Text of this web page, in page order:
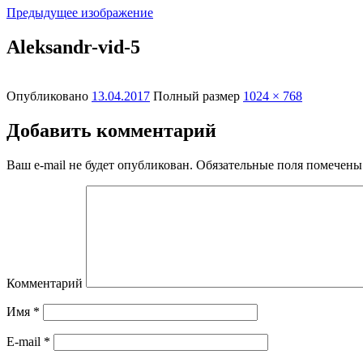
Предыдущее изображение
Aleksandr-vid-5
Опубликовано 13.04.2017 Полный размер 1024 × 768
Добавить комментарий
Ваш e-mail не будет опубликован. Обязательные поля
Комментарий
Имя *
E-mail *